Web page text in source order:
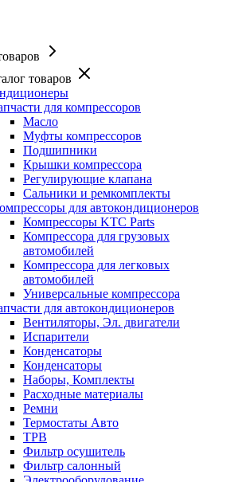
товаров
для компрессоров
Масло
Муфты компрессоров
Подшипники
Крышки компрессора
Регулирующие клапана
Сальники и ремкомплекты
для автокондиционеров
Компрессоры KTC Parts
Компрессора для грузовых
автомобилей
Компрессора для легковых
автомобилей
Универсальные компрессора
для автокондиционеров
Вентиляторы, Эл. двигатели
Испарители
Конденсаторы
Конденсаторы
Наборы, Комплекты
Расходные материалы
Ремни
Термостаты Авто
ТРВ
Фильтр осушитель
Фильтр салонный